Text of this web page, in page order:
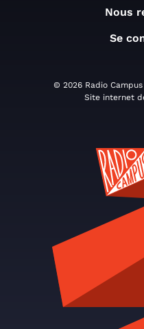
Nous
Se
© 2026 Radio
Site internet